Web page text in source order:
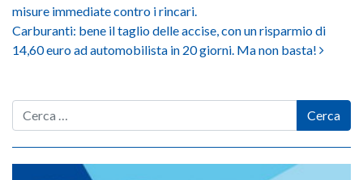
misure immediate contro i rincari.
Carburanti: bene il taglio delle accise, con un risparmio di
14,60 euro ad automobilista in 20 giorni. Ma non basta!
Cerca